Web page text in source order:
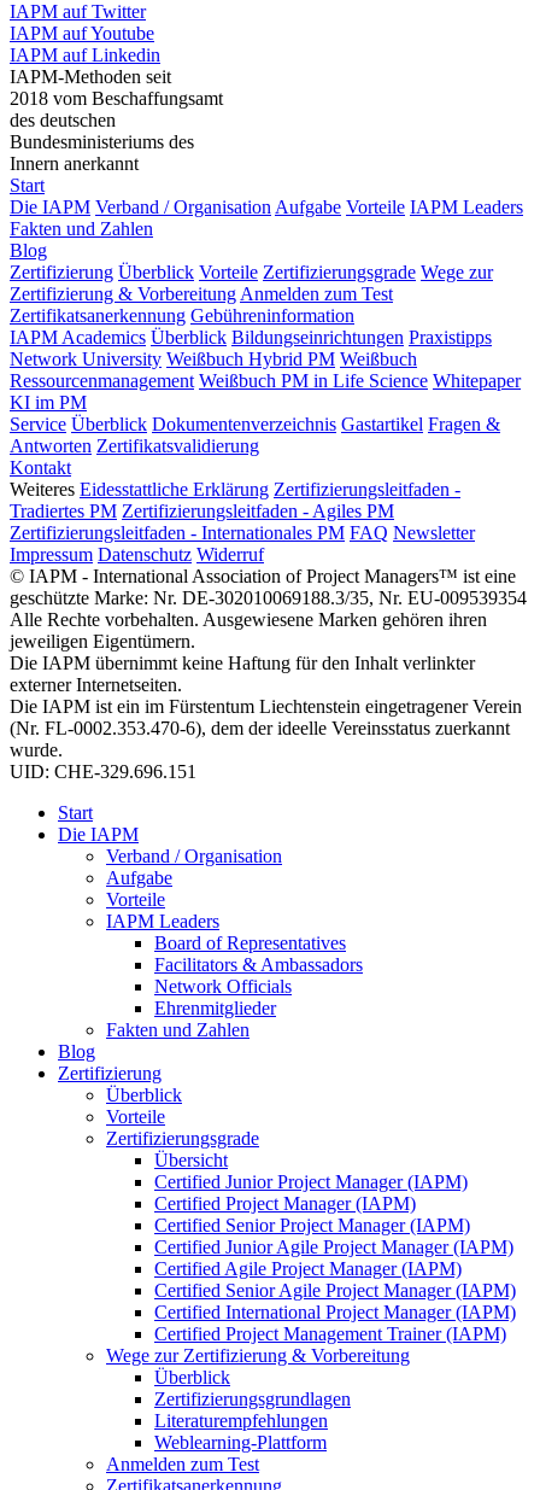
IAPM auf Twitter
IAPM auf Youtube
IAPM auf Linkedin
IAPM-Methoden seit
2018 vom Beschaffungsamt
des deutschen
Bundesministeriums des
Innern anerkannt
Start
Die IAPM Verband / Organisation Aufgabe Vorteile IAPM Leaders
Fakten und Zahlen
Blog
Zertifizierung Überblick Vorteile Zertifizierungsgrade Wege zur
Zertifizierung & Vorbereitung Anmelden zum Test
Zertifikatsanerkennung Gebühreninformation
IAPM Academics Überblick Bildungseinrichtungen Praxistipps
Network University Weißbuch Hybrid PM Weißbuch
Ressourcenmanagement Weißbuch PM in Life Science Whitepaper
KI im PM
Service Überblick Dokumentenverzeichnis Gastartikel Fragen &
Antworten Zertifikatsvalidierung
Kontakt
Weiteres Eidesstattliche Erklärung Zertifizierungsleitfaden -
Tradiertes PM Zertifizierungsleitfaden - Agiles PM
Zertifizierungsleitfaden - Internationales PM FAQ Newsletter
Impressum Datenschutz Widerruf
© IAPM - International Association of Project Managers™ ist eine
geschützte Marke: Nr. DE-302010069188.3/35, Nr. EU-009539354
Alle Rechte vorbehalten. Ausgewiesene Marken gehören ihren
jeweiligen Eigentümern.
Die IAPM übernimmt keine Haftung für den Inhalt verlinkter
externer Internetseiten.
Die IAPM ist ein im Fürstentum Liechtenstein eingetragener Verein
(Nr. FL-0002.353.470-6), dem der ideelle Vereinsstatus zuerkannt
wurde.
UID: CHE-329.696.151
Start
Die IAPM
Verband / Organisation
Aufgabe
Vorteile
IAPM Leaders
Board of Representatives
Facilitators & Ambassadors
Network Officials
Ehrenmitglieder
Fakten und Zahlen
Blog
Zertifizierung
Überblick
Vorteile
Zertifizierungsgrade
Übersicht
Certified Junior Project Manager (IAPM)
Certified Project Manager (IAPM)
Certified Senior Project Manager (IAPM)
Certified Junior Agile Project Manager (IAPM)
Certified Agile Project Manager (IAPM)
Certified Senior Agile Project Manager (IAPM)
Certified International Project Manager (IAPM)
Certified Project Management Trainer (IAPM)
Wege zur Zertifizierung & Vorbereitung
Überblick
Zertifizierungsgrundlagen
Literaturempfehlungen
Weblearning-Plattform
Anmelden zum Test